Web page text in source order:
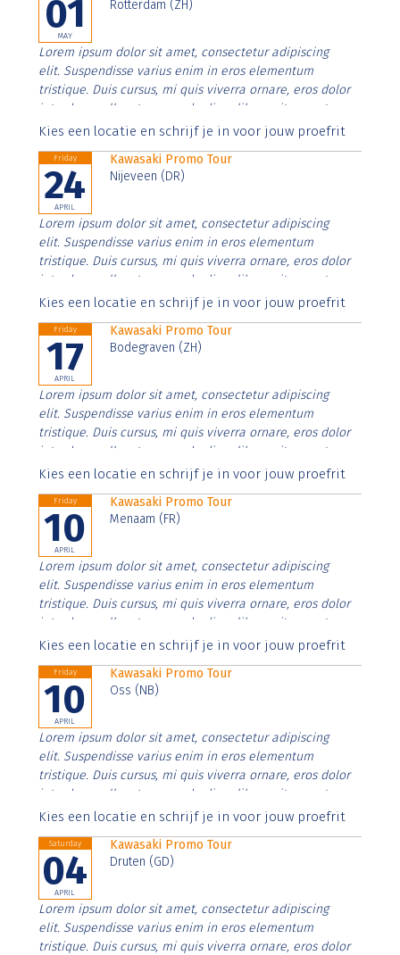
01
MAY
Rotterdam (ZH)
Lorem ipsum dolor sit amet, consectetur adipiscing
elit. Suspendisse varius enim in eros elementum
tristique. Duis cursus, mi quis viverra ornare, eros dolor
interdum nulla, ut commodo diam libero vitae erat.
Aenean faucibus nibh et justo cursus id rutrum lorem
Kies een locatie en schrijf je in voor jouw proefrit
Friday
24
APRIL
Kawasaki Promo Tour
Nijeveen (DR)
Lorem ipsum dolor sit amet, consectetur adipiscing
elit. Suspendisse varius enim in eros elementum
tristique. Duis cursus, mi quis viverra ornare, eros dolor
interdum nulla, ut commodo diam libero vitae erat.
Aenean faucibus nibh et justo cursus id rutrum lorem
Kies een locatie en schrijf je in voor jouw proefrit
Friday
17
APRIL
Kawasaki Promo Tour
Bodegraven (ZH)
Lorem ipsum dolor sit amet, consectetur adipiscing
elit. Suspendisse varius enim in eros elementum
tristique. Duis cursus, mi quis viverra ornare, eros dolor
interdum nulla, ut commodo diam libero vitae erat.
Aenean faucibus nibh et justo cursus id rutrum lorem
Kies een locatie en schrijf je in voor jouw proefrit
Friday
10
APRIL
Kawasaki Promo Tour
Menaam (FR)
Lorem ipsum dolor sit amet, consectetur adipiscing
elit. Suspendisse varius enim in eros elementum
tristique. Duis cursus, mi quis viverra ornare, eros dolor
interdum nulla, ut commodo diam libero vitae erat.
Aenean faucibus nibh et justo cursus id rutrum lorem
Kies een locatie en schrijf je in voor jouw proefrit
Friday
10
APRIL
Kawasaki Promo Tour
Oss (NB)
Lorem ipsum dolor sit amet, consectetur adipiscing
elit. Suspendisse varius enim in eros elementum
tristique. Duis cursus, mi quis viverra ornare, eros dolor
interdum nulla, ut commodo diam libero vitae erat.
Aenean faucibus nibh et justo cursus id rutrum lorem
Kies een locatie en schrijf je in voor jouw proefrit
Saturday
04
APRIL
Kawasaki Promo Tour
Druten (GD)
Lorem ipsum dolor sit amet, consectetur adipiscing
elit. Suspendisse varius enim in eros elementum
tristique. Duis cursus, mi quis viverra ornare, eros dolor